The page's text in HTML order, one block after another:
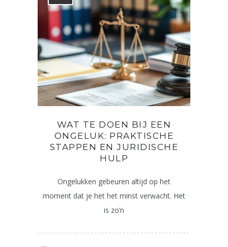
WAT TE DOEN BIJ EEN
ONGELUK: PRAKTISCHE
STAPPEN EN JURIDISCHE
HULP
Ongelukken gebeuren altijd op het
moment dat je het het minst verwacht. Het
is zo’n